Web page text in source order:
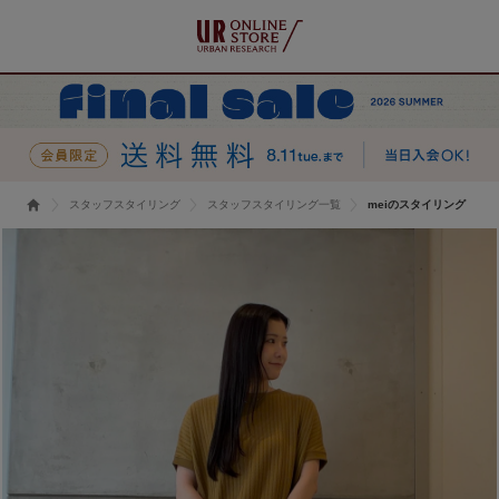
スタッフスタイリング スタッフスタイリング一覧 meiのスタイリング